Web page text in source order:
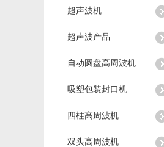
超声波机
超声波产品
自动圆盘高周波机
吸塑包装封口机
四柱高周波机
双头高周波机